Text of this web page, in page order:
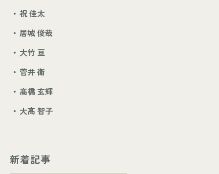
祝 佳太
居城 俊哉
大竹 亘
菅井 衛
髙橋 玄輝
大髙 智子
新着記事